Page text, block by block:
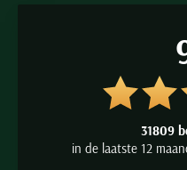
31809
in de laatste 12